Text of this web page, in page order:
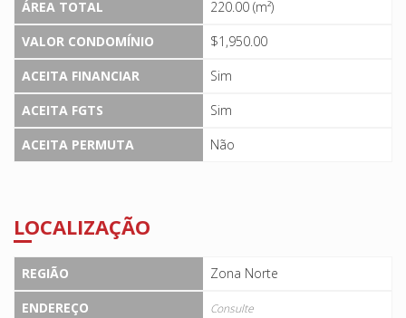
ÁREA TOTAL
220.00 (m²)
VALOR CONDOMÍNIO
$1,950.00
ACEITA FINANCIAR
Sim
ACEITA FGTS
Sim
ACEITA PERMUTA
Não
LOCALIZAÇÃO
REGIÃO
Zona Norte
ENDEREÇO
Consulte